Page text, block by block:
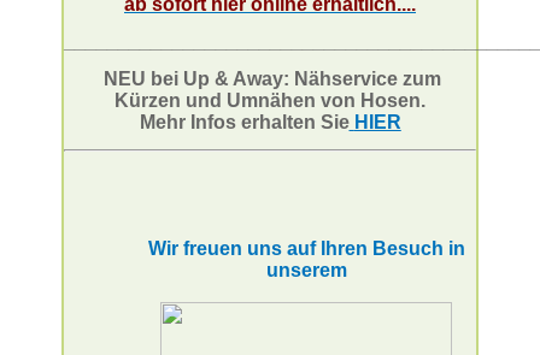
NEU bei Up & Away: Nähservice zum
Kürzen und Umnähen von Hosen.
Mehr Infos erhalten Sie HIER
Wir freuen uns auf Ihren Besuch in
unserem